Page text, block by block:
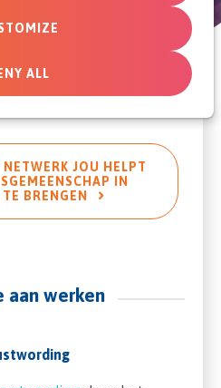
ALL
JOU HELPT
IN
BRENGEN
aan werken